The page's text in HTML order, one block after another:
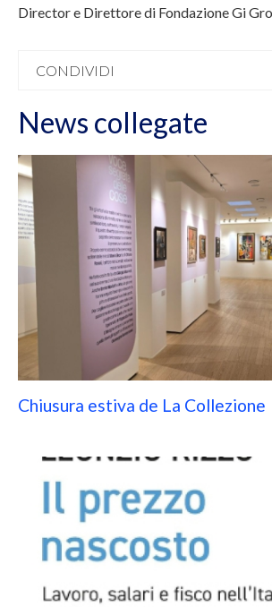
Director e Direttore di Fondazione Gi
CONDIVIDI
News collegate
Chiusura estiva de La Collezione